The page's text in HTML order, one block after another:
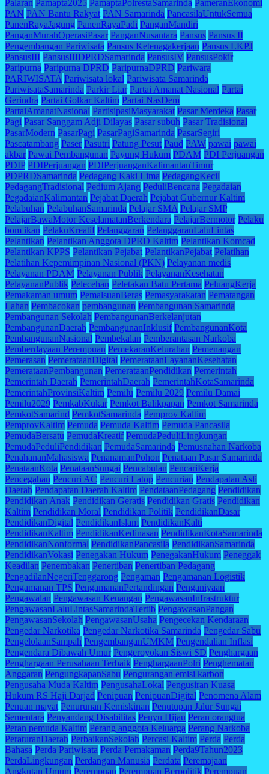
Palaran Pamapta2025 PamaptaPolrestaSamarinda PameranEkonomi
PAN PAN Bantu Rakyat PAN Samarinda PancasilaUntukSemua
PanenRayaJagung PanenRayaPadi PanganMandiri
PanganMurahOperasiPasar PanganNusantara Pansus Pansus II
Pengembangan Pariwisata Pansus Ketenagakerjaan Pansus LKPJ
PansusIII PansusIIIDPRDSamarinda PansusIV PansusPokir
Paripurna Paripurna DPRD ParipurnaDPRD Pariwara
PARIWISATA Pariwisata lokal Pariwisata Samarinda
PariwisataSamarinda Parkir Liar Partai Amanat Nasional Partai
Gerindra Partai Golkar Kaltim Partai NasDem
PartaiAmanatNasional PartisipasiMasyarakat Pasar Merdeka Pasar
Pagi Pasar Sanggam Adji Dilayas Pasar subuh Pasar Tradisional
PasarModern PasarPagi PasarPagiSamarinda PasarSegiri
Pascatambang Paser Pasutri Patung Pesut Paud PAW pawai pawai
akbar Pawai Pembangunan Payung Hukum PDAM PDI Perjuangan
PDIP PDIPerjuangan PDIPerjuanganKalimantanTimur
PDPRDSamarinda Pedagang Kaki Lima PedagangKecil
PedagangTradisional Pedium Ajang PeduliBencana Pegadaian
PegadaianKalimantan Pejabat Daerah Pejabat Gubernur Kaltim
Pelabuhan PelabuhanSamarinda Pelajar SMA Pelajar SMP
PelajarBawaMotor KeselamatanBerkendara PelajarBermotor Pelaku
bom ikan PelakuKreatif Pelanggaran PelanggaranLaluLintas
Pelantikan Pelantikan Anggota DPRD Kaltim Pelantikan Komcad
Pelantikan KPPS Pelantikan Pejabat PelantikanPejabat Pelatihan
Pelatihan Kepemimpinan Nasional (PKN) Pelayanan medis
Pelayanan PDAM Pelayanan Publik PelayananKesehatan
PelayananPublik Pelecehan Peletakan Batu Pertama PeluangKerja
Pemakaman umum PemalsuanBeras Pemasyarakatan Pematangan
Lahan Pembacokan pembangunan Pembangunan Samarinda
Pembangunan Sekolah PembangunanBerkelanjutan
PembangunanDaerah PembangunanInklusif PembangunanKota
PembangunanNasional Pembekalan Pemberantasan Narkoba
Pemberdayaan Perempuan PemekaranKelurahan Pemenangan
Pemerasan PemerataanDigital PemerataanLayananKesehatan
PemerataanPembangunan PemerataanPendidikan Pemerintah
Pemerintah Daerah PemerintahDaerah PemerintahKotaSamarinda
PemerintahProvinsiKaltim Pemilu Pemilu 2029 Pemilu Damai
Pemilu2029 PemkabKukar Pemkot Balikpapan Pemkot Samarinda
PemkotSamarind PemkotSamarinda Pemprov Kaltim
PemprovKaltim Pemuda Pemuda Kaltim Pemuda Pancasila
PemudaBersatu PemudaKreatif PemudaPeduliLingkungan
PemudaPeduliPendidikan PemudaSamarinda Pemusnahan Narkoba
PenahananMahasiswa PenanamanPohon Penataan Pasar Samarinda
PenataanKota PenataanSungai Pencabulan PencariKerja
Pencegahan Pencuri AC Pencuri Latop Pencurian Pendapatan Asli
Daerah Pendapatan Daerah Kaltim PendataanPedagang Pendidikan
Pendidikan Anak Pendidikan Geratis Pendidikan Gratis Pendidikan
Kaltim Pendidikan Moral Pendidikan Politik PendidikanDasar
PendidikanDigital PendidikanIslam PendidikanKalti
PendidikanKaltim PendidikanKedinasan PendidikanKotaSamarinda
PendidikanNonformal PendidikanPancasila PendidikanSamarinda
PendidikanVokasi Penegakan Hukum PenegakanHukum Peneggak
Keadilan Penembakan Penertiban Penertiban Pedagang
PengadilanNegeriTenggarong Pengaman Pengamanan Logistik
Pengamanan TPS PengamananPertandingan Penganiyaan
Pengawalan Pengawasan Keuangan PengawasanInfrastruktur
PengawasanLaluLintasSamarindaTertib PengawasanPangan
PengawasanSekolah PengawasanUsaha Pengecekan Kendaraan
Pengedar Narkotika Pengedar Narkotika Samarinda Pengedar Sabu
PengelolaanSampah PengembanganUMKM Pengendalian Inflasi
Pengendara Dibawah Umur Pengeroyokan Siswi SD Penghargaan
Penghargaan Perusahaan Terbaik PenghargaanPolri Penghematan
Anggaran PengungkapanSabu Pengurangan emisi karbon
Pengusaha Muda Kaltim PengusahaLokal Pengusiran Kuasa
Hukum RS Haji Darjad Penipuan PenipuanDigital Penomena Alam
Penuan mayat Penurunan Kemiskinan Penutupan Jalur Sungai
Sementara Penyandang Disabilitas Penyu Hijau Peran orangtua
Peran pemuda Kaltim Perang anggota Keluarga Perang Narkoba
PeraturanDaerah PerbaikanSekolah Percasi Kaltim Perda Perda
Bahasa Perda Pariwisata Perda Pemakaman Perda9Tahun2023
PerdaLingkungan Perdangan Manusia Perdata Peremajaan
Angkutan Umum Perempuan Perempuan Berpolitik Perempuan